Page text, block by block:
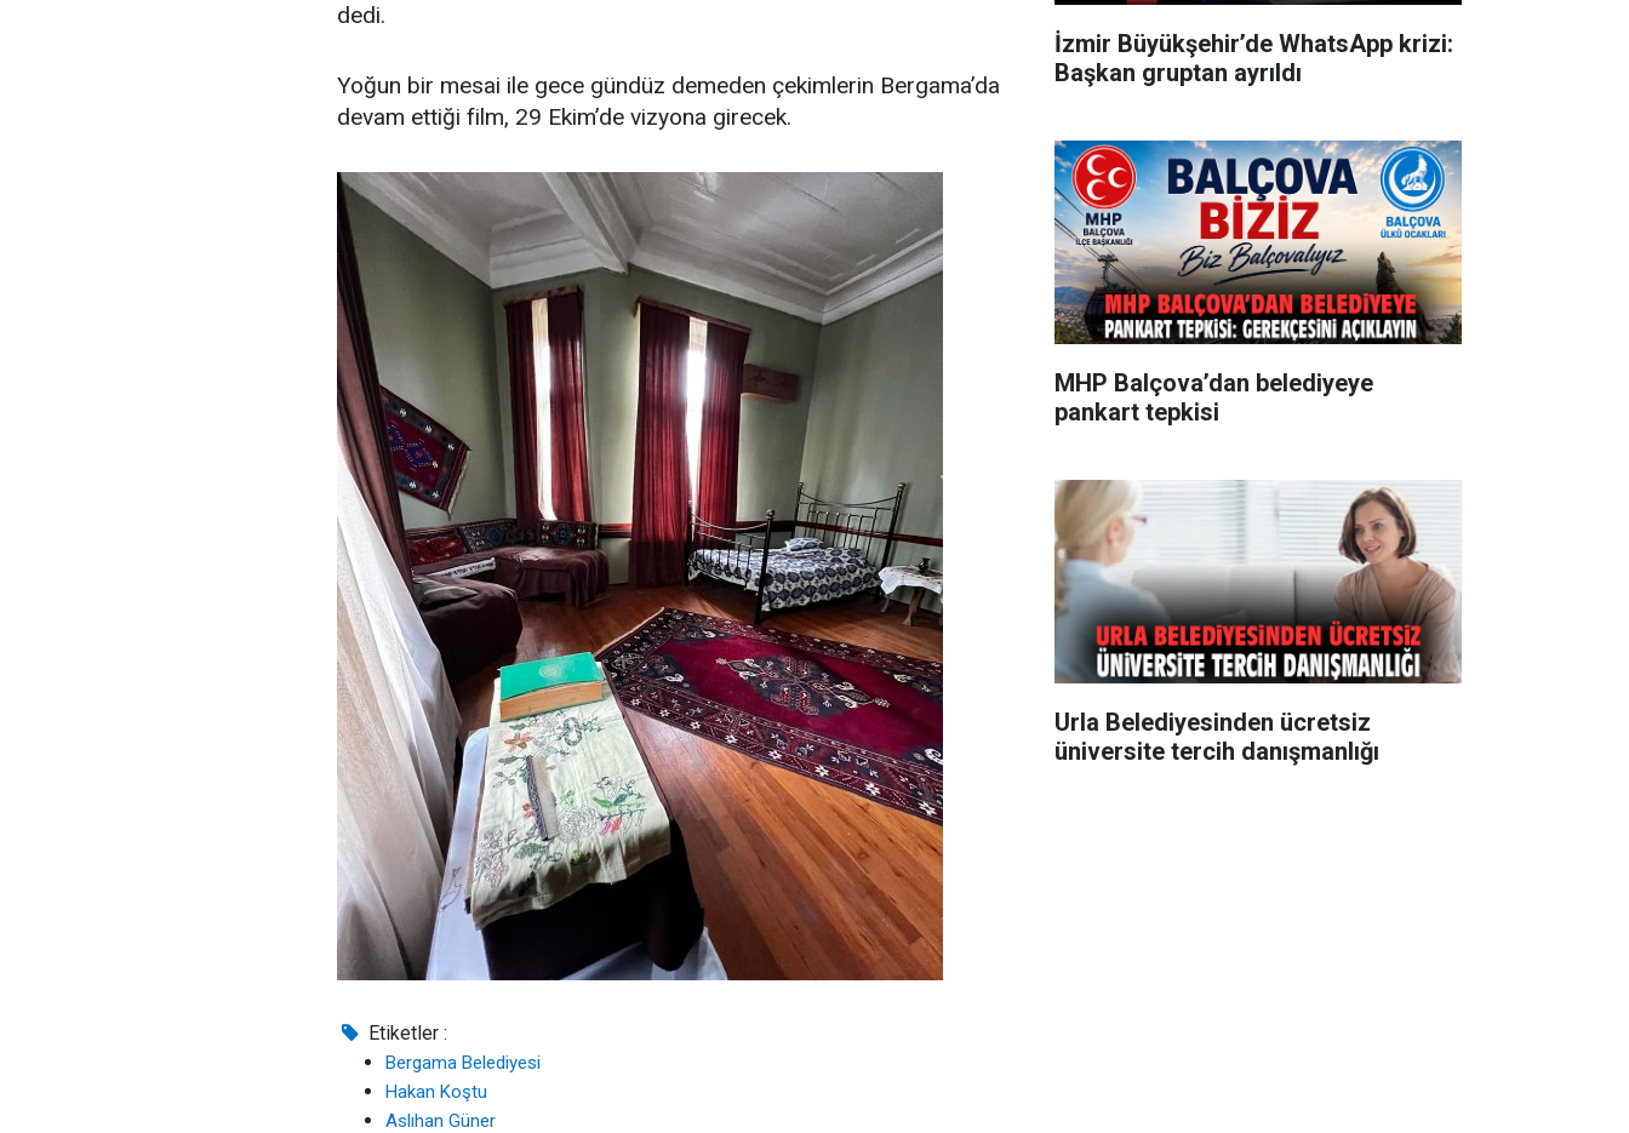
dedi.
Yoğun bir mesai ile gece gündüz demeden çekimlerin Bergama’da
devam ettiği film, 29 Ekim’de vizyona girecek.
Etiketler :
Bergama Belediyesi
Hakan Koştu
Aslıhan Güner
İzmir Büyükşehir’de WhatsApp krizi:
Başkan gruptan ayrıldı
MHP Balçova’dan belediyeye
pankart tepkisi
Urla Belediyesinden ücretsiz
üniversite tercih danışmanlığı